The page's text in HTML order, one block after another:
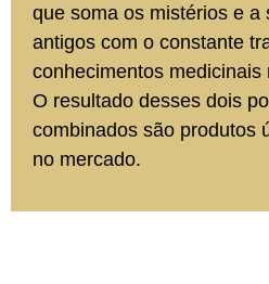
que soma os mistérios e a
antigos com o constante
conhecimentos medicinais
O resultado desses dois
combinados são produtos
no mercado.